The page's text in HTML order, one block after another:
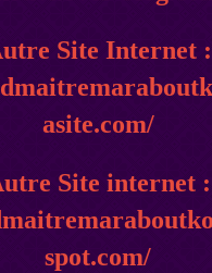
Site Internet :
asite.com/
Site internet :
spot.com/